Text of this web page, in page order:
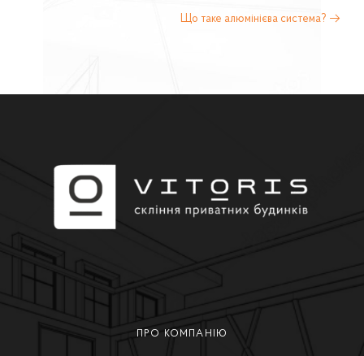
Що таке алюмінієва система? →
ПРО КОМПАНІЮ